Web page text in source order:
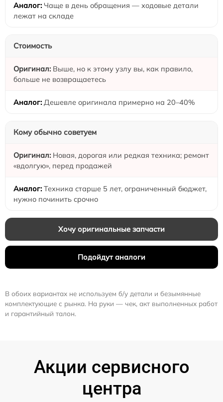
Чаще в день обращения — ходовые детали
лежат на складе
Стоимость
Выше, но к этому узлу вы, как правило,
больше не возвращаетесь
Дешевле оригинала примерно на 20–40%
Кому обычно советуем
Новая, дорогая или редкая техника; ремонт
«вдолгую», перед продажей
Техника старше 5 лет, ограниченный бюджет,
нужно починить срочно
Хочу оригинальные запчасти
Подойдут аналоги
В обоих вариантах не используем б/у детали и безымянные
комплектующие с рынка. На руки — чек, акт выполненных работ
и гарантийный талон.
Акции сервисного
центра